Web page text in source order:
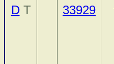
DT 33929